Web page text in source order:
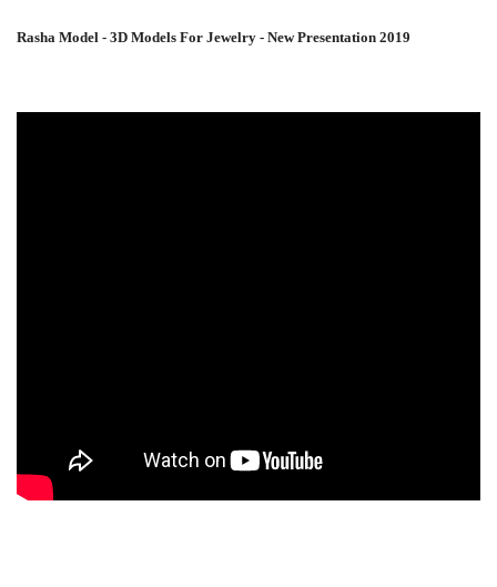
Rasha Model - 3D Models For Jewelry - New Presentation 2019